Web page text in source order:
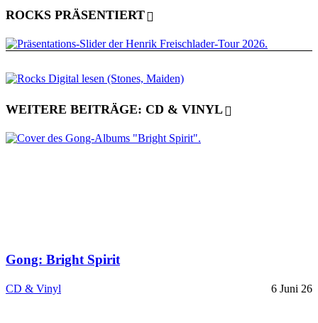
ROCKS PRÄSENTIERT
WEITERE BEITRÄGE: CD & VINYL
Gong: Bright Spirit
CD & Vinyl 6 Juni 26